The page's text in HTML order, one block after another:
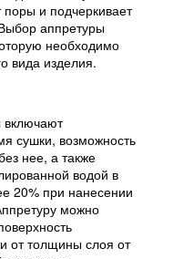
и подчеркивает
аппретуры
необходимо
вида изделия.
включают
сушки, возможность
нее, а также
водой в
20% при нанесении
можно
от толщины слоя от